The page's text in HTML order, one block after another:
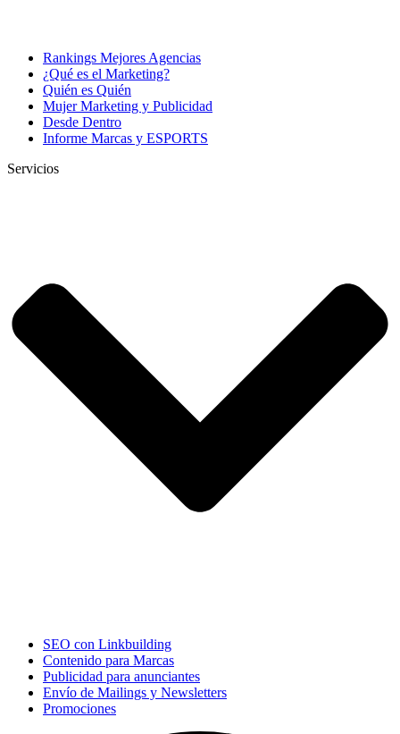
Rankings Mejores Agencias
¿Qué es el Marketing?
Quién es Quién
Mujer Marketing y Publicidad
Desde Dentro
Informe Marcas y ESPORTS
Servicios
SEO con Linkbuilding
Contenido para Marcas
Publicidad para anunciantes
Envío de Mailings y Newsletters
Promociones